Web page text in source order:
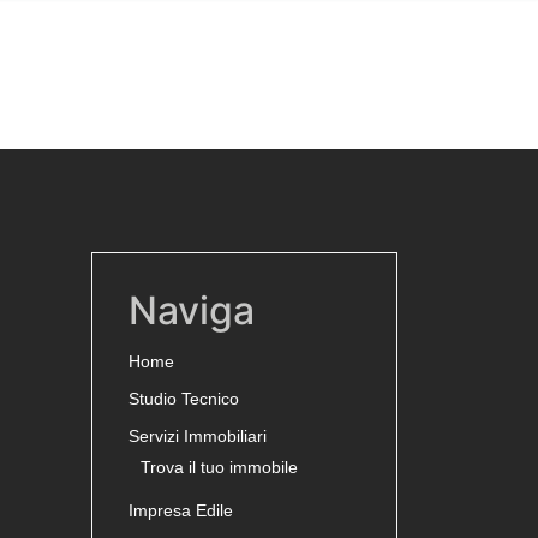
Naviga
Home
Studio Tecnico
Servizi Immobiliari
Trova il tuo immobile
Impresa Edile